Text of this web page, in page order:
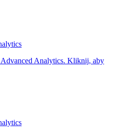
Advanced Analytics. Kliknij, aby